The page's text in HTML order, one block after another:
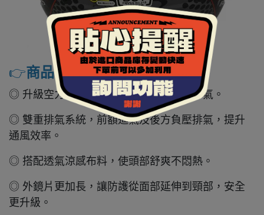
👉️商品特色
◎ 升級空力押尾，讓外觀視覺更顯流暢帥氣。
◎ 雙重排氣系統，前額進氣及後方負壓排氣，提升
通風效率。
◎ 搭配透氣涼感布料，使頭部舒爽不悶熱。
◎ 外鏡片更加長，讓防護從面部延伸到頸部，安全
更升級。